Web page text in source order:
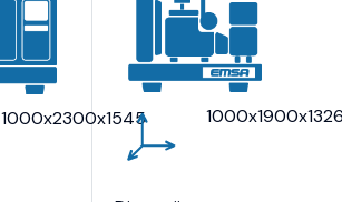
1000x2300x1545